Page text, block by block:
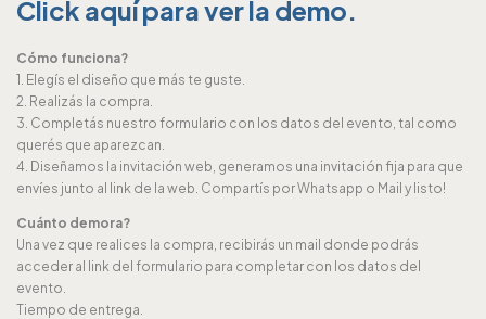
Click aquí para ver la demo.
Cómo funciona?
1. Elegís el diseño que más te guste.
2. Realizás la compra.
3. Completás nuestro formulario con los datos del evento, tal como
querés que aparezcan.
4. Diseñamos la invitación web, generamos una invitación fija para que
envíes junto al link de la web. Compartís por Whatsapp o Mail y listo!
Cuánto demora?
Una vez que realices la compra, recibirás un mail donde podrás
acceder al link del formulario para completar con los datos del
evento.
Tiempo de entrega.